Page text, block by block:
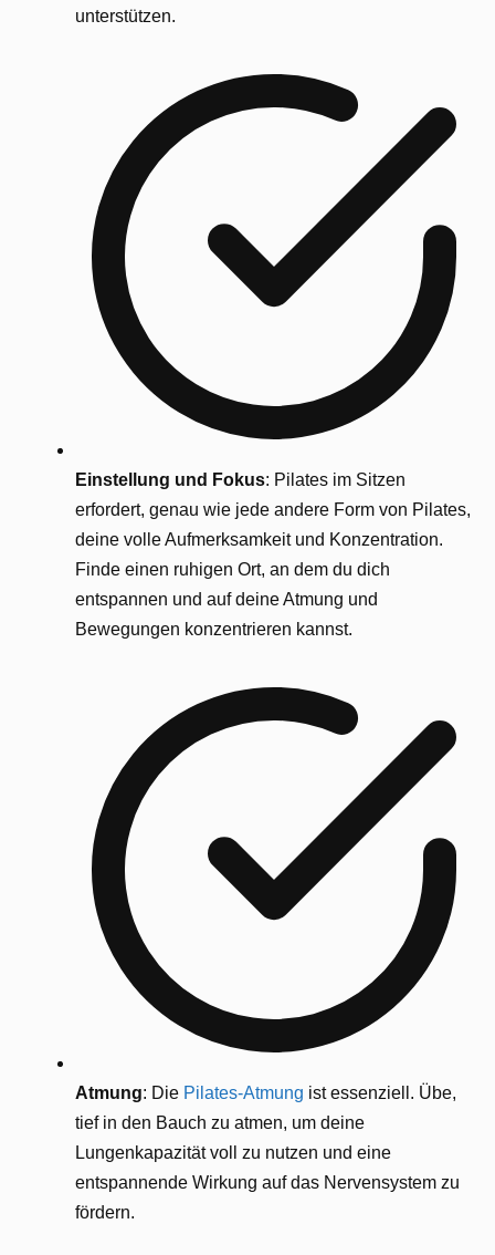
unterstützen.
Einstellung und Fokus: Pilates im Sitzen
erfordert, genau wie jede andere Form von Pilates,
deine volle Aufmerksamkeit und Konzentration.
Finde einen ruhigen Ort, an dem du dich
entspannen und auf deine Atmung und
Bewegungen konzentrieren kannst.
Atmung: Die Pilates-Atmung ist essenziell. Übe,
tief in den Bauch zu atmen, um deine
Lungenkapazität voll zu nutzen und eine
entspannende Wirkung auf das Nervensystem zu
fördern.